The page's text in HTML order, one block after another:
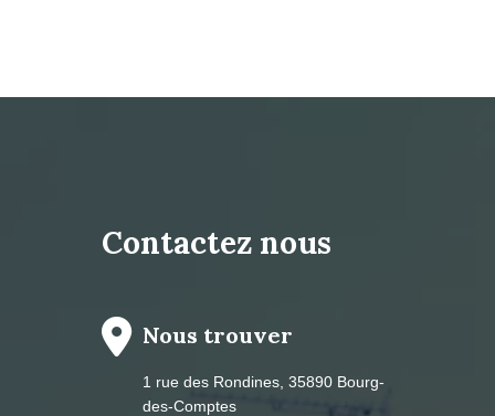
Contactez nous
Nous trouver
1 rue des Rondines, 35890 Bourg-
des-Comptes